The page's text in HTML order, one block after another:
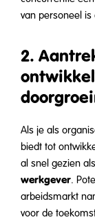
van personeel
2.
Als je als
biedt tot
al snel gezien als
werkgever.
arbeidsmarkt
voor de